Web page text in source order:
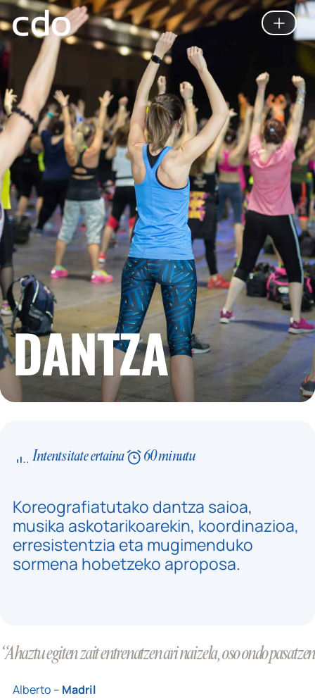
DANTZA
Intentsitate ertaina 60 minutu
Koreografiatutako dantza saioa,
musika askotarikoarekin, koordinazioa,
erresistentzia eta mugimenduko
sormena hobetzeko aproposa.
“Ahaztu egiten zait entrenatzen ari naizela, oso ondo
Alberto – Madril